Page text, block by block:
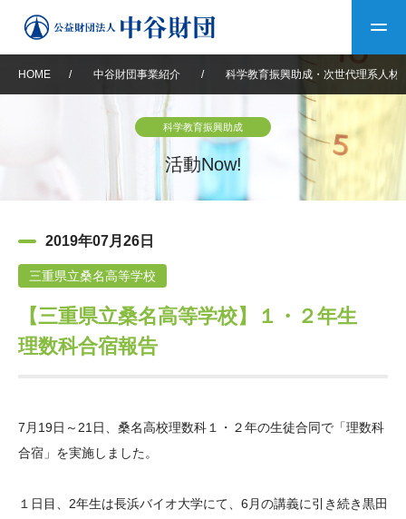
中谷財団について
設立趣意書
沿革 40年史デジタルブック
役員・評議員 公開情報
中谷財団事業紹介
神戸賞 長期大型研究助成
大学院生奨学金
国際学生交流プログラ
科学教育振興助成・
中谷財団動画紹介
その他情報
アクセス
サイトマップ 中谷財団アーカイブ
日本語 English
HOME / 中谷財団事業紹介 / 科学教育振興助成・次世代理系人材
科学教育振興助成
活動Now!
2019年07月26日
三重県立桑名高等学校
【三重県立桑名高等学校】１・２年生
理数科合宿報告
7月19日～21日、桑名高校理数科１・２年の生徒合同で「理数科
合宿」を実施しました。
１日目、2年生は長浜バイオ大学にて、6月の講義に引き続き黒田